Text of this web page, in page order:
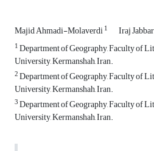
Majid Ahmadi-Molaverdi1 Iraj
1Department of Geography, Faculty of
University, Kermanshah, Iran.
2Department of Geography, Faculty of
University, Kermanshah, Iran.
3Department of Geography, Faculty of
University, Kermanshah, Iran.